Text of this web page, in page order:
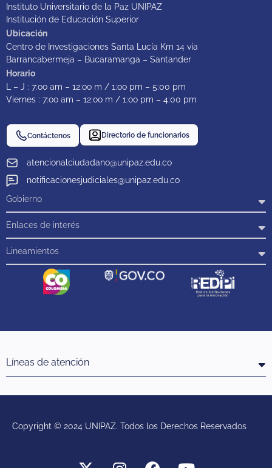
Instituto Universitario de la Paz UNIPAZ
Institución de Educación Superior
Ubicación
Centro de Investigaciones Santa Lucía Km 14 vía
Barrancabermeja – Bucaramanga – Santander
Horario
L – J : 7:oo am – 12:oo m / 1:oo pm – 5:00 pm
Viernes : 7:oo am – 12:oo m / 1:oo pm – 4:00 pm
atencionalciudadano@unipaz.edu.co
notificacionesjudiciales@unipaz.edu.co
Contáctenos Directorio de funcionarios
Gobierno
Enlaces de interés
Lineamientos
Líneas de atención
Copyright © 2024 UNIPAZ. Todos los Derechos Reservados